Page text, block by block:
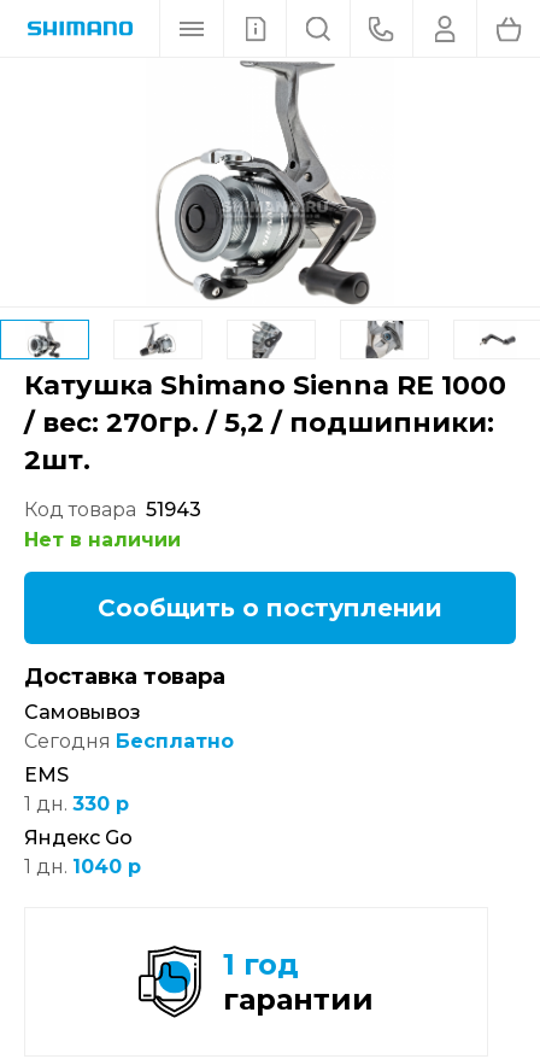
Катушка Shimano Sienna RE 1000
/ вес: 270гр. / 5,2 / подшипники:
2шт.
Код товара 51943
Нет в наличии
Сообщить о поступлении
Доставка товара
Самовывоз
Сегодня Бесплатно
EMS
1 дн. 330 р
Яндекс Go
1 дн. 1040 р
1 год
гарантии